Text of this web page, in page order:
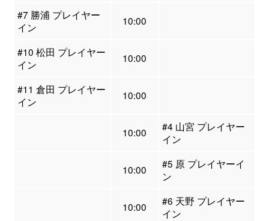
#7 勝浦 プレイヤー
イン
10:00
#10 松田 プレイヤー
イン
10:00
#11 倉田 プレイヤー
イン
10:00
10:00
#4 山宮 プレイヤー
イン
10:00
#5 原 プレイヤーイ
ン
10:00
#6 天野 プレイヤー
イン